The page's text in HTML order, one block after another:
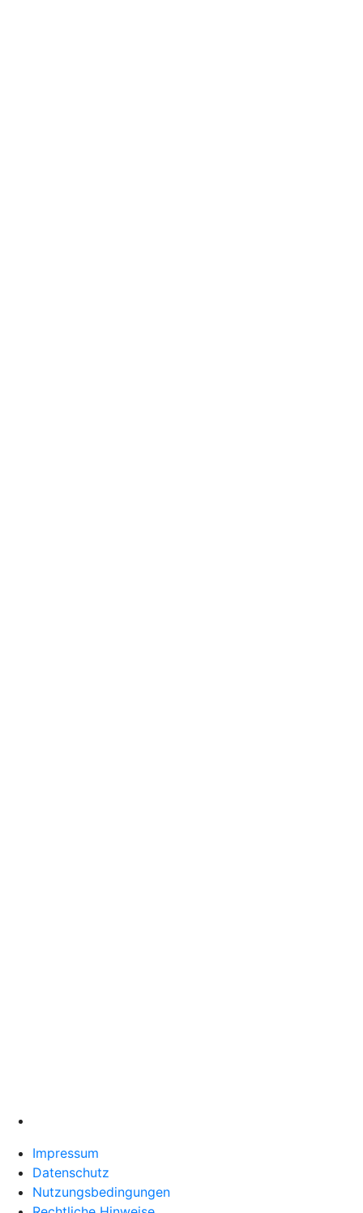
Impressum
Datenschutz
Nutzungsbedingungen